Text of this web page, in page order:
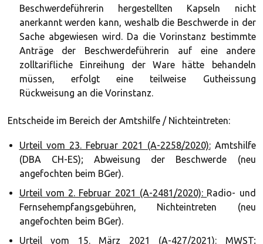
Beschwerdeführerin hergestellten Kapseln nicht
anerkannt werden kann, weshalb die Beschwerde in der
Sache abgewiesen wird. Da die Vorinstanz bestimmte
Anträge der Beschwerdeführerin auf eine andere
zolltarifliche Einreihung der Ware hätte behandeln
müssen, erfolgt eine teilweise Gutheissung
Rückweisung an die Vorinstanz.
Entscheide im Bereich der Amtshilfe / Nichteintreten:
Urteil vom 23. Februar 2021 (A-2258/2020):Amtshilfe
(DBA CH-ES); Abweisung der Beschwerde (neu
angefochten beim BGer).
Urteil vom 2. Februar 2021 (A-2481/2020): Radio- und
Fernsehempfangsgebühren, Nichteintreten (neu
angefochten beim BGer).
Urteil vom 15. März 2021 (A-427/2021): MWST;